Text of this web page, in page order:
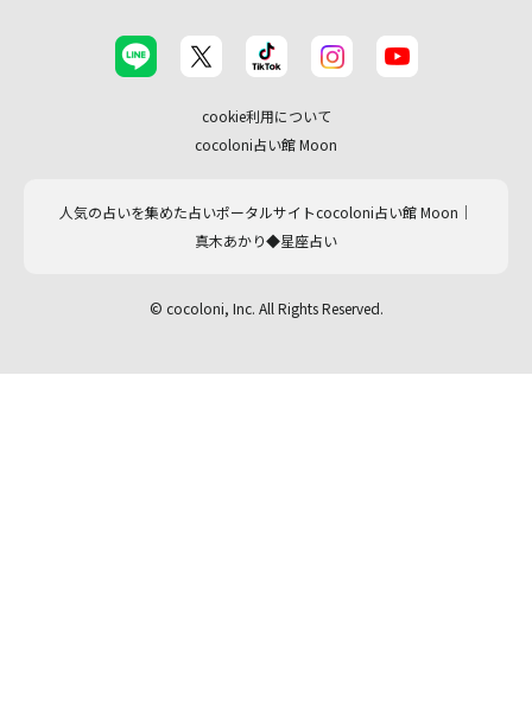
cookie利用について
cocoloni占い館 Moon
人気の占いを集めた占いポータルサイトcocoloni占い館 Moon｜
真木あかり◆星座占い
© cocoloni, Inc. All Rights Reserved.